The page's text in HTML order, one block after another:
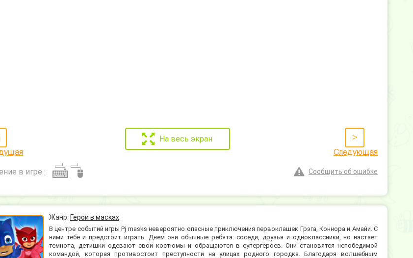
На весь экран >
Следующая
в игре : Сообщить об ошибке
Жанр: Герои в масках
В центре событий игры Pj masks невероятно опасные приключения первоклашек Грэга, Коннора и Амайи. С
ними тебе и предстоит играть. Днем они обычные ребята: соседи, друзья и одноклассники, но настает
темнота, детишки одевают свои костюмы и обращаются в супергероев. Они становятся непобедимой
командой, которая противостоит преступности на улицах родного городка. Благодаря волшебным